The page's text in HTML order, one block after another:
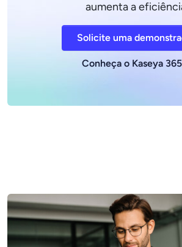
aumenta a
Solicite uma
Conheça o Kaseya 365